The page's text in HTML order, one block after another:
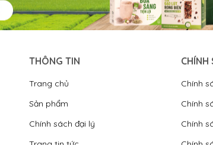
THÔNG TIN
Trang chủ
Sản phẩm
Chính sách đại lý
CHÍNH
Chính
Chính
Chính